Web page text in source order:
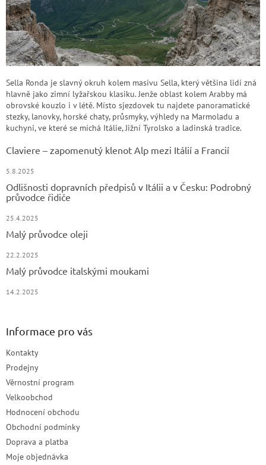
Sella Ronda je slavný okruh kolem masivu Sella, který většina lidí zná
hlavně jako zimní lyžařskou klasiku. Jenže oblast kolem Arabby má
obrovské kouzlo i v létě. Místo sjezdovek tu najdete panoramatické
stezky, lanovky, horské chaty, průsmyky, výhledy na Marmoladu a
kuchyni, ve které se míchá Itálie, Jižní Tyrolsko a ladinská tradice.
Claviere – zapomenutý klenot Alp mezi Itálií a Francií
5.8.2025
Odlišnosti dopravních předpisů v Itálii a v Česku: Podrobný
průvodce řidiče
25.4.2025
Malý průvodce oleji
22.2.2025
Malý průvodce italskými moukami
14.2.2025
Informace pro vás
Kontakty
Prodejny
Věrnostní program
Velkoobchod
Hodnocení obchodu
Obchodní podmínky
Doprava a platba
Moje objednávka